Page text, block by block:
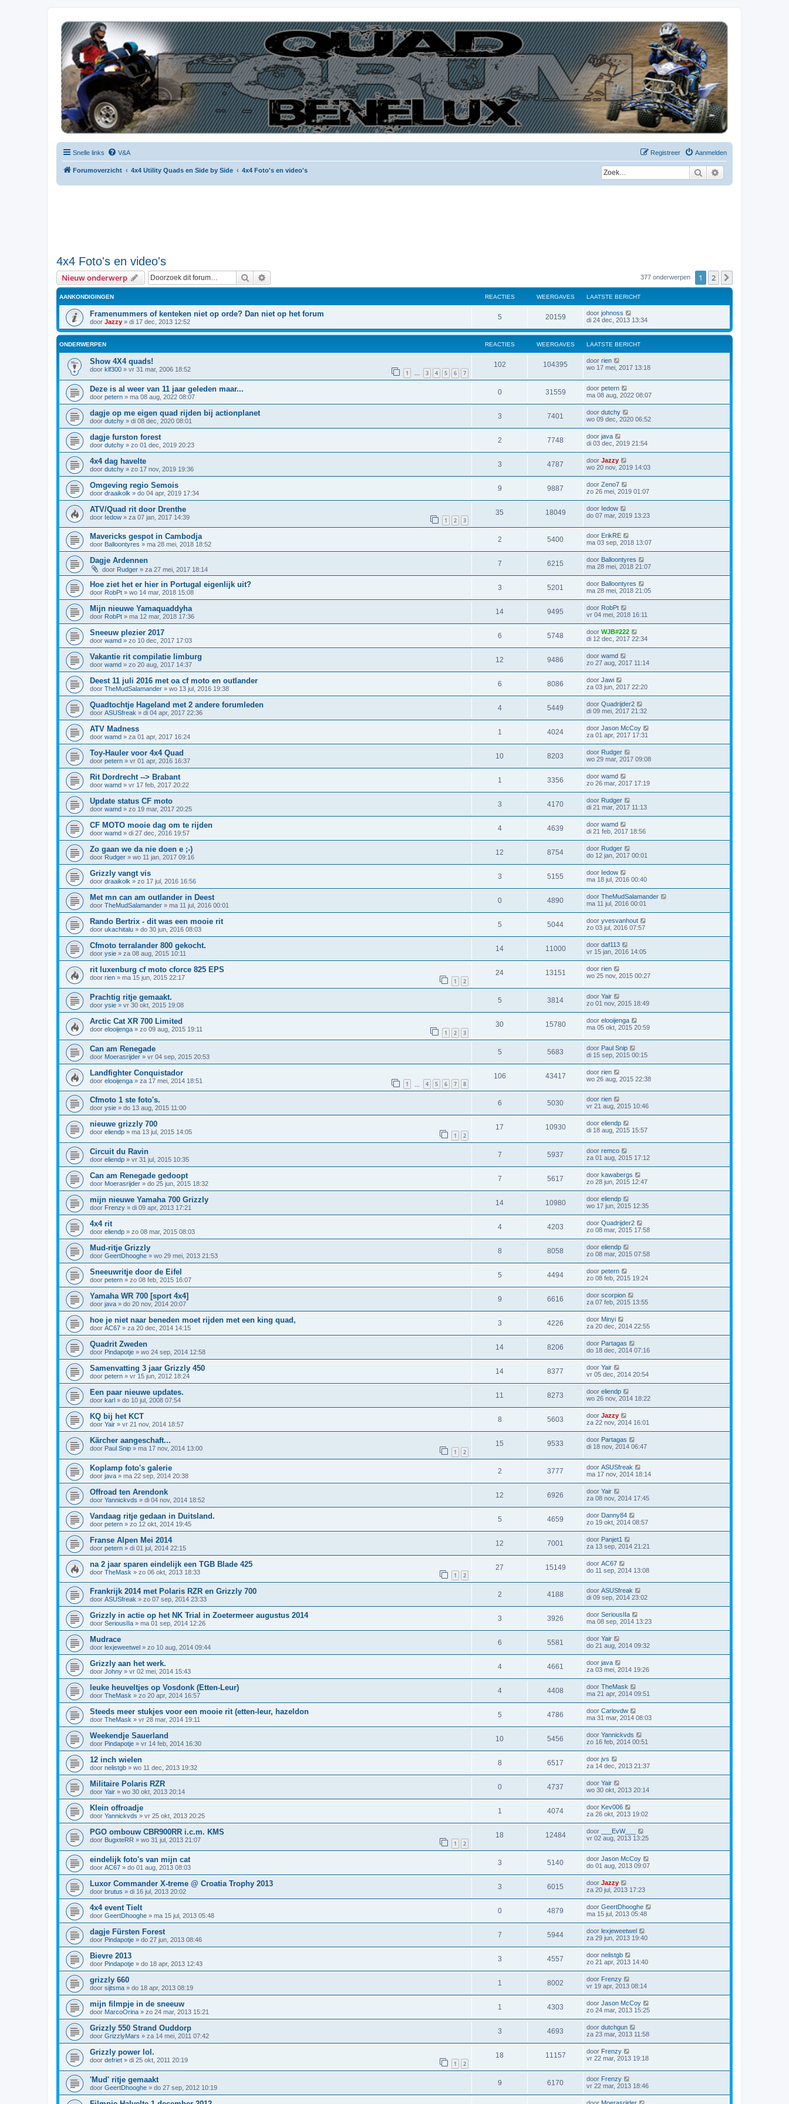
| QFB |
Hét quadforum van de Benelux
Snelle links V&A Aanmelden
Registreer
Forumoverzicht 4x4 Utility Quads en Side by Side 4x4 Foto's en video's Zoek
4x4 Foto's en video's
Nieuw onderwerp Zoek 377 onderwerpen 1 2
AANKONDIGINGEN REACTIES WEERGAVES LAATSTE BERICHT
Framenummers of kenteken niet op orde? Dan niet op het forum
door Jazzy » di 17 dec, 2013 12:52
5 20159 door johnoss
di 24 dec, 2013 13:34
ONDERWERPEN REACTIES WEERGAVES LAATSTE BERICHT
Show 4X4 quads!
door klf300 » vr 31 mar, 2006 18:52 1 … 3 4 5 6 7
102 104395 door rien
wo 17 mei, 2017 13:18
Deze is al weer van 11 jaar geleden maar...
door petern » ma 08 aug, 2022 08:07
0 31559 door petern
ma 08 aug, 2022 08:07
dagje op me eigen quad rijden bij actionplanet
door dutchy » di 08 dec, 2020 08:01
3 7401 door dutchy
wo 09 dec, 2020 06:52
dagje furston forest
door dutchy » zo 01 dec, 2019 20:23
2 7748 door java
di 03 dec, 2019 21:54
4x4 dag havelte
door dutchy » zo 17 nov, 2019 19:36
3 4787 door Jazzy
wo 20 nov, 2019 14:03
Omgeving regio Semois
door draaikolk » do 04 apr, 2019 17:34
9 9887 door Zeno7
zo 26 mei, 2019 01:07
ATV/Quad rit door Drenthe
door Iedow » za 07 jan, 2017 14:39 1 2 3
35 18049 door Iedow
do 07 mar, 2019 13:23
Mavericks gespot in Cambodja
door Balloontyres » ma 28 mei, 2018 18:52
2 5400 door ErikRE
ma 03 sep, 2018 13:07
Dagje Ardennen
door Rudger » za 27 mei, 2017 18:14
7 6215 door Balloontyres
ma 28 mei, 2018 21:07
Hoe ziet het er hier in Portugal eigenlijk uit?
door RobPt » wo 14 mar, 2018 15:08
3 5201 door Balloontyres
ma 28 mei, 2018 21:05
Mijn nieuwe Yamaquaddyha
door RobPt » ma 12 mar, 2018 17:36
14 9495 door RobPt
vr 04 mei, 2018 16:11
Sneeuw plezier 2017
door wamd » zo 10 dec, 2017 17:03
6 5748 door WJB#222
di 12 dec, 2017 22:34
Vakantie rit compilatie limburg
door wamd » zo 20 aug, 2017 14:37
12 9486 door wamd
zo 27 aug, 2017 11:14
Deest 11 juli 2016 met oa cf moto en outlander
door TheMudSalamander » wo 13 jul, 2016 19:38
6 8086 door Jawi
za 03 jun, 2017 22:20
Quadtochtje Hageland met 2 andere forumleden
door ASUSfreak » di 04 apr, 2017 22:36
4 5449 door Quadrijder2
di 09 mei, 2017 21:32
ATV Madness
door wamd » za 01 apr, 2017 16:24
1 4024 door Jason McCoy
za 01 apr, 2017 17:31
Toy-Hauler voor 4x4 Quad
door petern » vr 01 apr, 2016 16:37
10 8203 door Rudger
wo 29 mar, 2017 09:08
Rit Dordrecht --> Brabant
door wamd » vr 17 feb, 2017 20:22
1 3356 door wamd
zo 26 mar, 2017 17:19
Update status CF moto
door wamd » zo 19 mar, 2017 20:25
3 4170 door Rudger
di 21 mar, 2017 11:13
CF MOTO mooie dag om te rijden
door wamd » di 27 dec, 2016 19:57
4 4639 door wamd
di 21 feb, 2017 18:56
Zo gaan we da nie doen e ;-)
door Rudger » wo 11 jan, 2017 09:16
12 8754 door Rudger
do 12 jan, 2017 00:01
Grizzly vangt vis
door draaikolk » zo 17 jul, 2016 16:56
3 5155 door Iedow
ma 18 jul, 2016 00:40
Met mn can am outlander in Deest
door TheMudSalamander » ma 11 jul, 2016 00:01
0 4890 door TheMudSalamander
ma 11 jul, 2016 00:01
Rando Bertrix - dit was een mooie rit
door ukachitalu » do 30 jun, 2016 08:03
5 5044 door yvesvanhout
zo 03 jul, 2016 07:57
Cfmoto terralander 800 gekocht.
door ysie » za 08 aug, 2015 10:11
14 11000 door daf113
vr 15 jan, 2016 14:05
rit luxenburg cf moto cforce 825 EPS
door rien » ma 15 jun, 2015 22:17 1 2
24 13151 door rien
wo 25 nov, 2015 00:27
Prachtig ritje gemaakt.
door ysie » vr 30 okt, 2015 19:08
5 3814 door Yair
zo 01 nov, 2015 18:49
Arctic Cat XR 700 Limited
door elooijenga » zo 09 aug, 2015 19:11 1 2 3
30 15780 door elooijenga
ma 05 okt, 2015 20:59
Can am Renegade
door Moerasrijder » vr 04 sep, 2015 20:53
5 5683 door Paul Snip
di 15 sep, 2015 00:15
Landfighter Conquistador
door elooijenga » za 17 mei, 2014 18:51 1 4 5 6 7 8
106 43417 door rien
wo 26 aug, 2015 22:38
Cfmoto 1 ste foto's.
door ysie » do 13 aug, 2015 11:00
6 5030 door rien
vr 21 aug, 2015 10:46
nieuwe grizzly 700
door eliendp » ma 13 jul, 2015 14:05 1 2
17 10930 door eliendp
di 18 aug, 2015 15:57
Circuit du Ravin
door eliendp » vr 31 jul, 2015 10:35
7 5937 door remco
za 01 aug, 2015 17:12
Can am Renegade gedoopt
door Moerasrijder » do 25 jun, 2015 18:32
7 5617 door kawabergs
zo 28 jun, 2015 12:47
mijn nieuwe Yamaha 700 Grizzly
door Frenzy » di 09 apr, 2013 17:21
14 10980 door eliendp
wo 17 jun, 2015 12:35
4x4 rit
door eliendp » zo 08 mar, 2015 08:03
4 4203 door Quadrijder2
zo 08 mar, 2015 17:58
Mud-ritje Grizzly
door GeertDhooghe » wo 29 mei, 2013 21:53
8 8058 door eliendp
zo 08 mar, 2015 07:58
Sneeuwritje door de Eifel
door petern » zo 08 feb, 2015 16:07
5 4494 door petern
zo 08 feb, 2015 19:24
Yamaha WR 700 [sport 4x4]
door java » do 20 nov, 2014 20:07
9 6616 door scorpion
za 07 feb, 2015 13:55
hoe je niet naar beneden moet rijden met een king quad,
door AC67 » za 20 dec, 2014 14:15
3 4226 door Minyi
za 20 dec, 2014 22:55
Quadrit Zweden
door Pindapotje » wo 24 sep, 2014 12:58
14 8206 door Partagas
do 18 dec, 2014 07:16
Samenvatting 3 jaar Grizzly 450
door petern » vr 15 jun, 2012 18:24
14 8377 door Yair
vr 05 dec, 2014 20:54
Een paar nieuwe updates.
door karl » do 10 jul, 2008 07:54
11 8273 door eliendp
wo 26 nov, 2014 18:22
KQ bij het KCT
door Yair » vr 21 nov, 2014 18:57
8 5603 door Jazzy
za 22 nov, 2014 16:01
Kärcher aangeschaft...
door Paul Snip » ma 17 nov, 2014 13:00 1 2
15 9533 door Partagas
di 18 nov, 2014 06:47
Koplamp foto's galerie
door java » ma 22 sep, 2014 20:38
2 3777 door ASUSfreak
ma 17 nov, 2014 18:14
Offroad ten Arendonk
door Yannickvds » di 04 nov, 2014 18:52
12 6926 door Yair
za 08 nov, 2014 17:45
Vandaag ritje gedaan in Duitsland.
door petern » zo 12 okt, 2014 19:45
5 4659 door Danny84
zo 19 okt, 2014 08:57
Franse Alpen Mei 2014
door petern » di 01 jul, 2014 22:15
12 7001 door Panjet1
za 13 sep, 2014 21:21
na 2 jaar sparen eindelijk een TGB Blade 425
door TheMask » zo 06 okt, 2013 18:33 1 2
27 15149 door AC67
do 11 sep, 2014 13:08
Frankrijk 2014 met Polaris RZR en Grizzly 700
door ASUSfreak » zo 07 sep, 2014 23:33
2 4188 door ASUSfreak
di 09 sep, 2014 23:02
Grizzly in actie op het NK Trial in Zoetermeer augustus 2014
door SeriousIIa » ma 01 sep, 2014 12:26
3 3926 door SeriousIIa
ma 08 sep, 2014 13:23
Mudrace
door lexjeweetwel » zo 10 aug, 2014 09:44
6 5581 door Yair
do 21 aug, 2014 09:32
Grizzly aan het werk.
door Johny » vr 02 mei, 2014 15:43
4 4661 door java
za 03 mei, 2014 19:26
leuke heuveltjes op Vosdonk (Etten-Leur)
door TheMask » zo 20 apr, 2014 16:57
4 4408 door TheMask
ma 21 apr, 2014 09:51
Steeds meer stukjes voor een mooie rit (etten-leur, hazeldon
door TheMask » vr 28 mar, 2014 19:11
5 4786 door Carlovdw
ma 31 mar, 2014 08:03
Weekendje Sauerland
door Pindapotje » vr 14 feb, 2014 16:30
10 5456 door Yannickvds
zo 16 feb, 2014 00:51
12 inch wielen
door nelistgb » wo 11 dec, 2013 19:32
8 6517 door jvs
za 14 dec, 2013 21:37
Militaire Polaris RZR
door Yair » wo 30 okt, 2013 20:14
0 4737 door Yair
wo 30 okt, 2013 20:14
Klein offroadje
door Yannickvds » vr 25 okt, 2013 20:25
1 4074 door Kev006
za 26 okt, 2013 19:02
PGO ombouw CBR900RR i.c.m. KMS
door BugxteRR » wo 31 jul, 2013 21:07 1 2
18 12484 door
___EvW___
vr 02 aug, 2013 13:25
eindelijk foto's van mijn cat
door AC67 » do 01 aug, 2013 08:03
3 5140 door Jason McCoy
do 01 aug, 2013 09:07
Luxor Commander X-treme @ Croatia Trophy 2013
door brutus » di 16 jul, 2013 20:02
3 6015 door Jazzy
za 20 jul, 2013 17:23
4x4 event Tielt
door GeertDhooghe » ma 15 jul, 2013 05:48
0 4879 door GeertDhooghe
ma 15 jul, 2013 05:48
dagje Fürsten Forest
door Pindapotje » do 27 jun, 2013 08:46
7 5944 door lexjeweetwel
za 29 jun, 2013 19:40
Bievre 2013
door Pindapotje » do 18 apr, 2013 12:43
3 4557 door nelistgb
zo 21 apr, 2013 14:40
grizzly 660
door sijtsma » do 18 apr, 2013 08:19
1 8002 door Frenzy
vr 19 apr, 2013 08:14
mijn filmpje in de sneeuw
door MarcoOrina » zo 24 mar, 2013 15:21
1 4303 door Jason McCoy
zo 24 mar, 2013 15:25
Grizzly 550 Strand Ouddorp
door GrizzlyMars » za 14 mei, 2011 07:42
3 4693 door dutchgun
za 23 mar, 2013 11:58
Grizzly power lol.
door defriet » di 25 okt, 2011 20:19 1 2
18 11157 door Frenzy
vr 22 mar, 2013 19:18
'Mud' ritje gemaakt
door GeertDhooghe » do 27 sep, 2012 10:19
9 6170 door Frenzy
vr 22 mar, 2013 18:46
door Moerasrijder